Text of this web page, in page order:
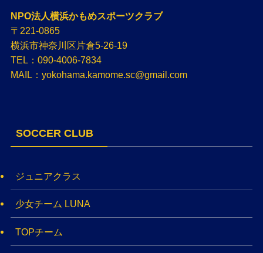
NPO法人横浜かもめスポーツクラブ
〒221-0865
横浜市神奈川区片倉5-26-19
TEL：090-4006-7834
MAIL：yokohama.kamome.sc@gmail.com
SOCCER CLUB
ジュニアクラス
少女チーム LUNA
TOPチーム